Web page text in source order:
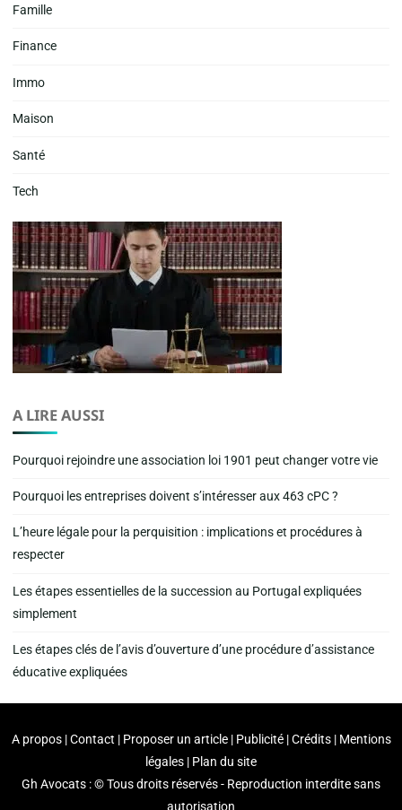
Famille
Finance
Immo
Maison
Santé
Tech
A LIRE AUSSI
Pourquoi rejoindre une association loi 1901 peut changer votre vie
Pourquoi les entreprises doivent s’intéresser aux 463 cPC ?
L’heure légale pour la perquisition : implications et procédures à
respecter
Les étapes essentielles de la succession au Portugal expliquées
simplement
Les étapes clés de l’avis d’ouverture d’une procédure d’assistance
éducative expliquées
A propos | Contact | Proposer un article | Publicité | Crédits | Mentions
légales | Plan du site
Gh Avocats : © Tous droits réservés - Reproduction interdite sans